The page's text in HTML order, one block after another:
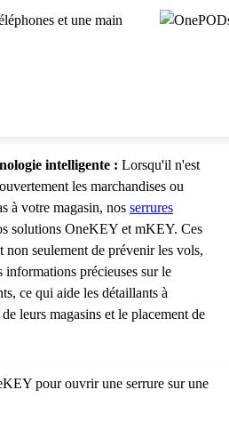
intelligente : Lorsqu'il n'est
les marchandises ou
à votre magasin, nos serrures
solutions OneKEY et mKEY. Ces
non seulement de prévenir les vols,
informations précieuses sur le
ce qui aide les détaillants à
leurs magasins et le placement de